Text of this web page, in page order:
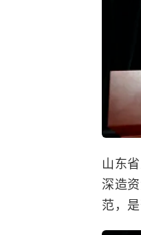
山东
深造
范，